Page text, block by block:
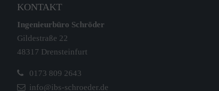
KONTAKT
Ingenieurbüro Schröder
Gildestraße 22
48317 Drensteinfurt
0173 809 2643
info@ibs-schroeder.de